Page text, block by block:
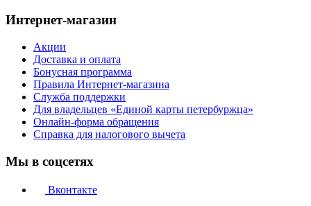
Интернет-магазин
Акции
Доставка и оплата
Бонусная программа
Правила Интернет-магазина
Служба поддержки
Для владельцев «Единой карты петербуржца»
Онлайн-форма обращения
Справка для налогового вычета
Мы в соцсетях
Вконтакте